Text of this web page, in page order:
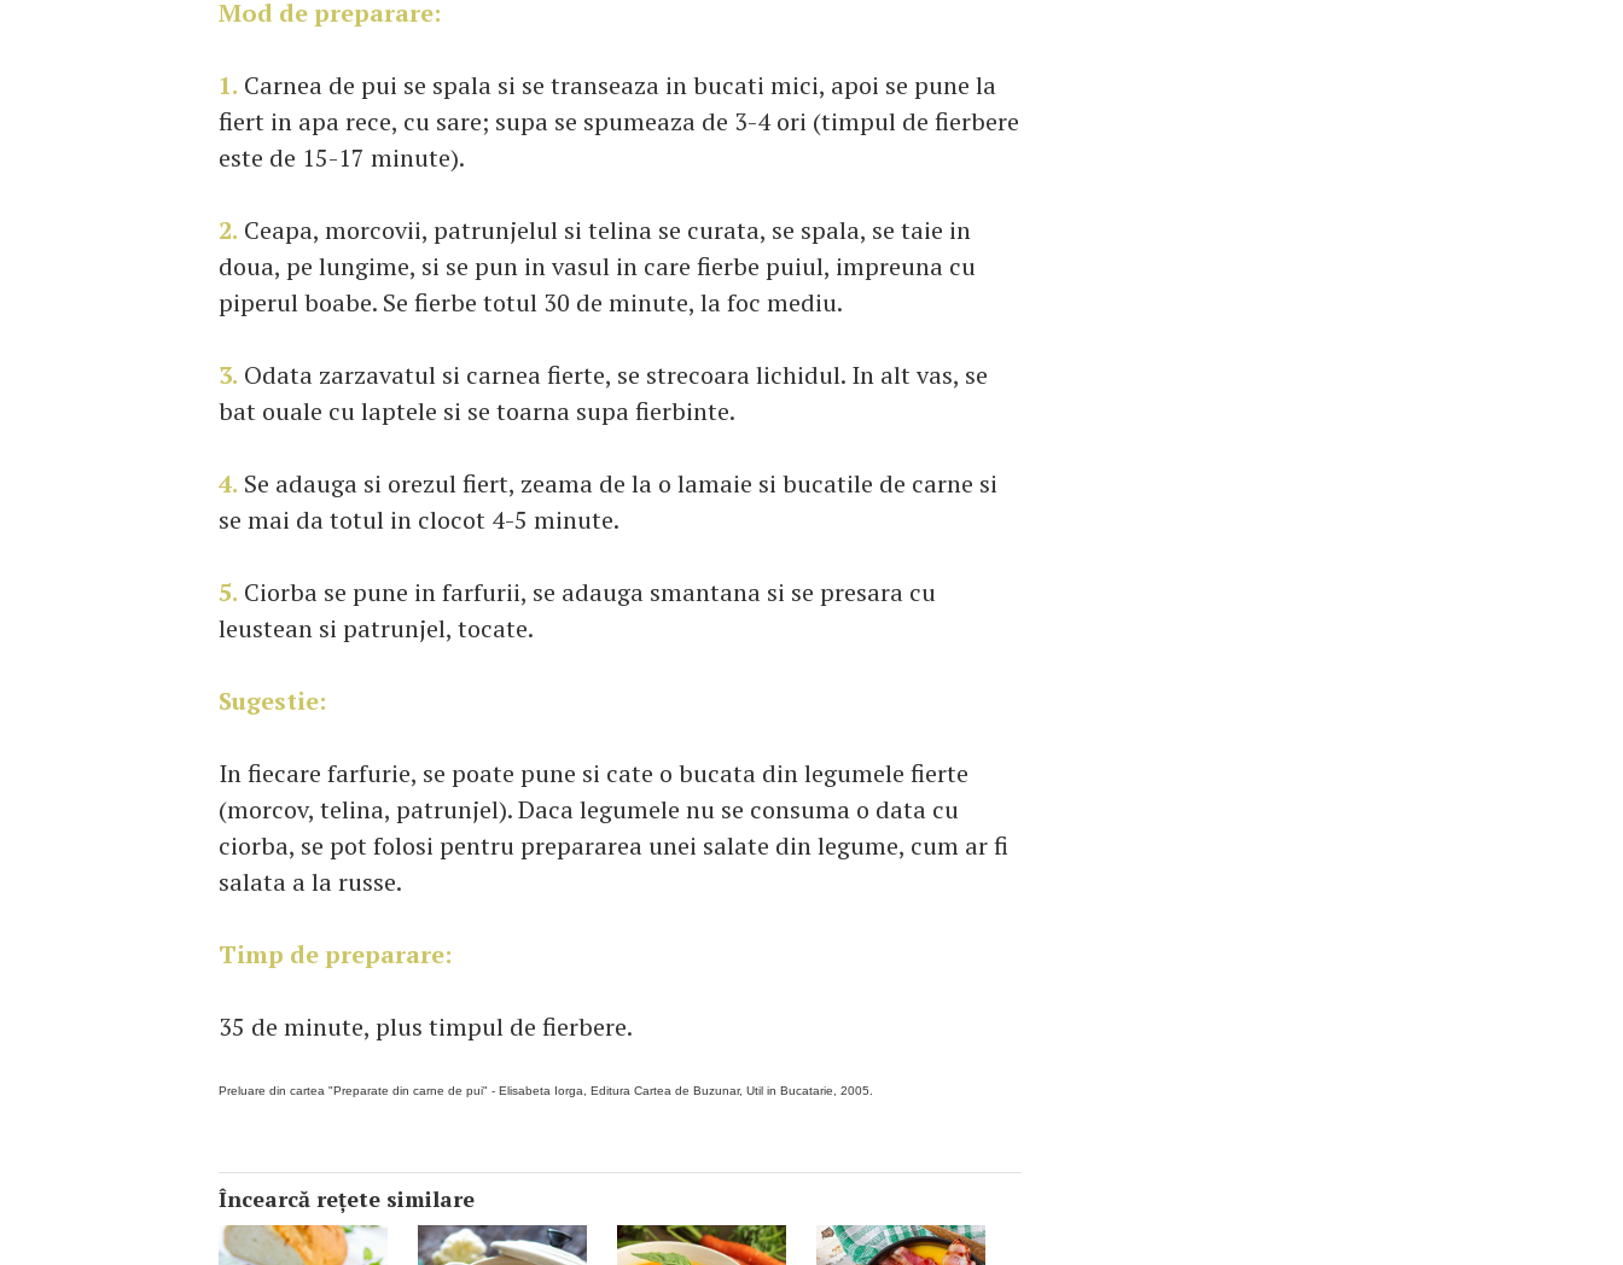
Mod de preparare:
1. Carnea de pui se spala si se transeaza in bucati mici, apoi se pune la
fiert in apa rece, cu sare; supa se spumeaza de 3-4 ori (timpul de fierbere
este de 15-17 minute).
2. Ceapa, morcovii, patrunjelul si telina se curata, se spala, se taie in
doua, pe lungime, si se pun in vasul in care fierbe puiul, impreuna cu
piperul boabe. Se fierbe totul 30 de minute, la foc mediu.
3. Odata zarzavatul si carnea fierte, se strecoara lichidul. In alt vas, se
bat ouale cu laptele si se toarna supa fierbinte.
4. Se adauga si orezul fiert, zeama de la o lamaie si bucatile de carne si
se mai da totul in clocot 4-5 minute.
5. Ciorba se pune in farfurii, se adauga smantana si se presara cu
leustean si patrunjel, tocate.
Sugestie:
In fiecare farfurie, se poate pune si cate o bucata din legumele fierte
(morcov, telina, patrunjel). Daca legumele nu se consuma o data cu
ciorba, se pot folosi pentru prepararea unei salate din legume, cum ar fi
salata a la russe.
Timp de preparare:
35 de minute, plus timpul de fierbere.
Preluare din cartea "Preparate din carne de pui" - Elisabeta Iorga, Editura Cartea de Buzunar, Util in Bucatarie, 2005.
Încearcă reţete similare